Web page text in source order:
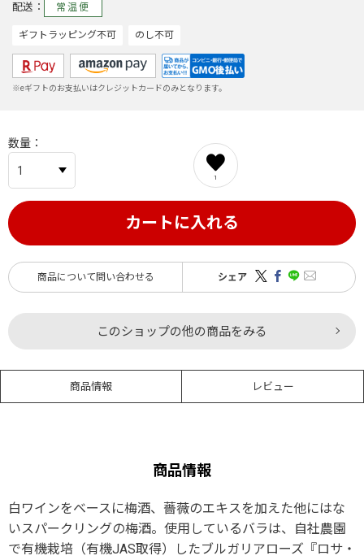
配送 常温便
ギフトラッピング不可 のし不可
※eギフトのお支払いはクレジットカードのみとなります。
数量
1
カートに入れる
商品について問い合わせる シェア
このショップの他の商品をみる
商品情報 レビュー
商品情報
白ワインをベースに梅酒、薔薇のエキスを加えた他にはな
いスパークリングの梅酒。使用しているバラは、自社農園
で有機栽培（有機JAS取得）したブルガリアローズ『ロサ・